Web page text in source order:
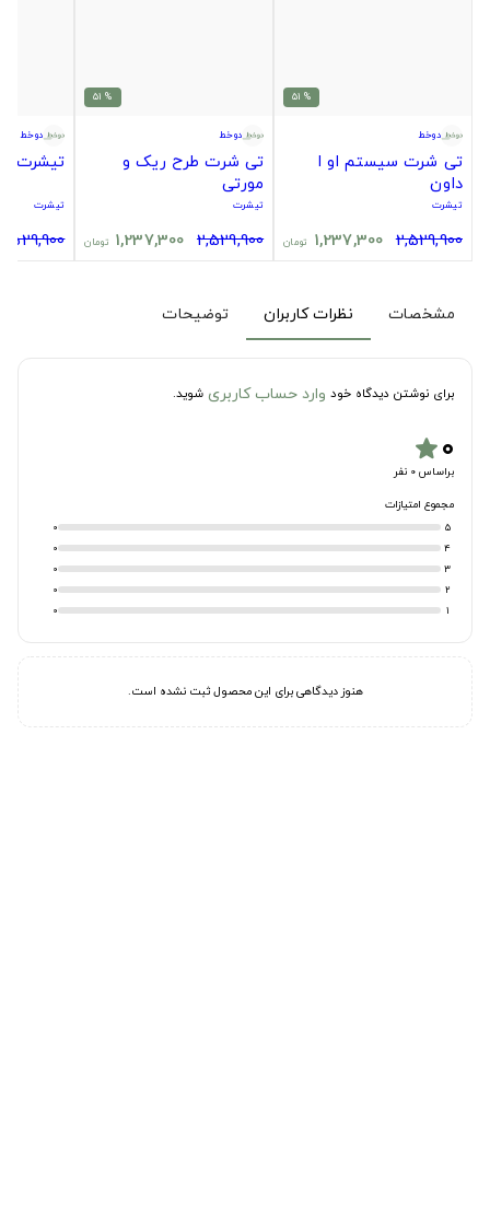
% 51
دوخط
تی شرت سیستم او ا
داون
تیشرت
2,529,900
1,237,300 تومان
% 51
دوخط
تی شرت طرح ریک و
مورتی
تیشرت
2,529,900
1,237,300 تومان
دوخط
تیشرت
تیشرت
مشخصات نظرات کاربران توضیحات
برای نوشتن دیدگاه خود وارد حساب کاربری شوید.
۰star
براساس 0 نفر
مجموع امتیازات
5
0
4
0
3
0
2
0
1
0
هنوز دیدگاهی برای این محصول ثبت نشده است.